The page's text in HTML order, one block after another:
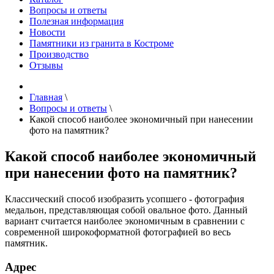
Вопросы и ответы
Полезная информация
Новости
Памятники из гранита в Костроме
Производство
Отзывы
Главная \
Вопросы и ответы \
Какой способ наиболее экономичный при нанесении
фото на памятник?
Какой способ наиболее экономичный
при нанесении фото на памятник?
Классический способ изобразить усопшего - фотография
медальон, представляющая собой овальное фото. Данный
вариант считается наиболее экономичным в сравнении с
современной широкоформатной фотографией во весь
памятник.
Адрес